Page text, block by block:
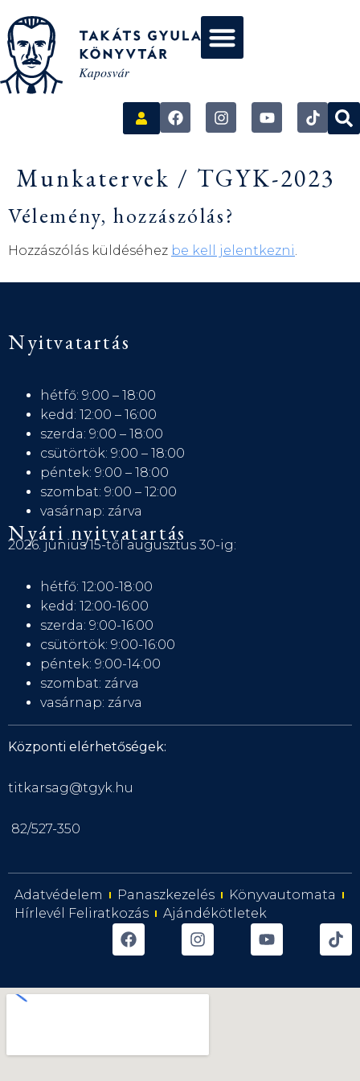
Munkatervek / TGYK-2023
Vélemény, hozzászólás?
Hozzászólás küldéséhez be kell jelentkezni.
Nyitvatartás
hétfő: 9:00 – 18:00
kedd: 12:00 – 16:00
szerda: 9:00 – 18:00
csütörtök: 9:00 – 18:00
péntek: 9:00 – 18:00
szombat: 9:00 – 12:00
vasárnap: zárva
Nyári nyitvatartás
2026. június 15-től augusztus 30-ig:
hétfő: 12:00-18:00
kedd: 12:00-16:00
szerda: 9:00-16:00
csütörtök: 9:00-16:00
péntek: 9:00-14:00
szombat: zárva
vasárnap: zárva
Központi elérhetőségek:
titkarsag@tgyk.hu
82/527-350
Adatvédelem Panaszkezelés
Könyvautomata
Hírlevél Feliratkozás
Ajándékötletek